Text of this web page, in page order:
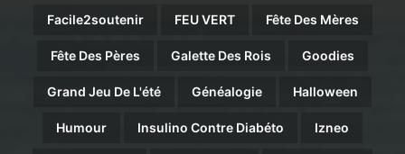
Facile2soutenir FEU VERT Fête Des Mères
Fête Des Pères Galette Des Rois Goodies
Grand Jeu De L'été Généalogie Halloween
Humour Insulino Contre Diabéto Izneo